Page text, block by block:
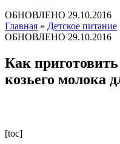
ОБНОВЛЕНО 29.10.2016
Главная » Детское питание
ОБНОВЛЕНО 29.10.2016
Как
козьего молока
[toc]